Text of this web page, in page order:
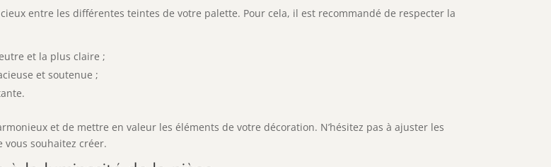
entre les différentes teintes de votre palette. Pour cela, il est recommandé de respecter la
et la plus claire ;
et soutenue ;
et de mettre en valeur les éléments de votre décoration. N’hésitez pas à ajuster les
vous souhaitez créer.